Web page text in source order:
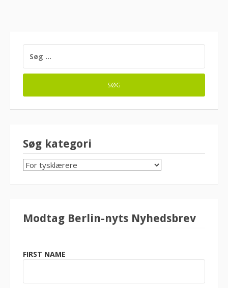
EFTER:
Søg kategori
SØG
KATEGORI
Modtag Berlin-nyts Nyhedsbrev
FIRST NAME